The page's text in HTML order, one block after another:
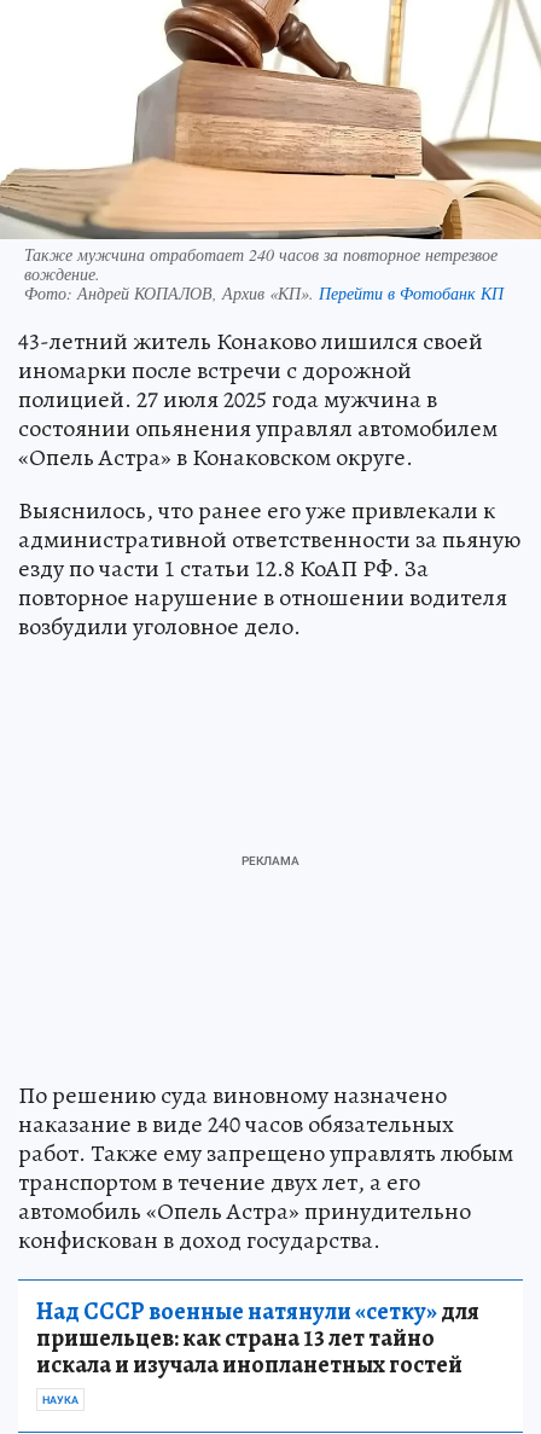
Также мужчина отработает 240 часов за повторное нетрезвое
вождение.
Фото:Андрей КОПАЛОВ, Архив «КП». Перейти в Фотобанк КП
43-летний житель Конаково лишился своей
иномарки после встречи с дорожной
полицией. 27 июля 2025 года мужчина в
состоянии опьянения управлял автомобилем
«Опель Астра» в Конаковском округе.
Выяснилось, что ранее его уже привлекали к
административной ответственности за пьяную
езду по части 1 статьи 12.8 КоАП РФ. За
повторное нарушение в отношении водителя
возбудили уголовное дело.
По решению суда виновному назначено
наказание в виде 240 часов обязательных
работ. Также ему запрещено управлять любым
транспортом в течение двух лет, а его
автомобиль «Опель Астра» принудительно
конфискован в доход государства.
Над СССР военные натянули «сетку»для
пришельцев: как страна 13 лет тайно
искала и изучала инопланетных гостей
НАУКА